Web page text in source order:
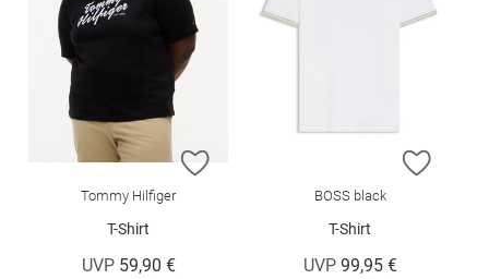
ZUR WUNSCHLISTE HINZUFÜGEN
Tommy Hilfiger
T-Shirt
UVP 59,90 €
ZUR
BOSS black
T-Shirt
UVP 99,95 €